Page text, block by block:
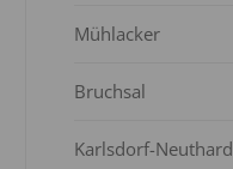
Mühlacker
Bruchsal
Karlsdorf-Neuthard